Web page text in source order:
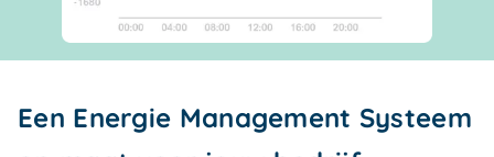
Een Energie Management Systeem